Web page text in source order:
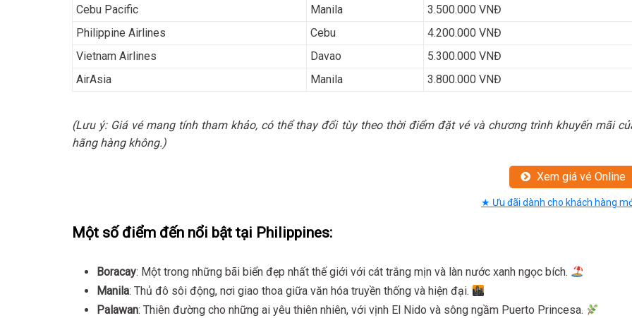
Cebu Pacific Manila
3.500.000 VNĐ
Philippine Airlines
Cebu
4.200.000 VNĐ
Vietnam Airlines
Davao
5.300.000 VNĐ
AirAsia
Manila 3.800.000 VNĐ
(Lưu ý: Giá vé mang tính tham khảo, có thể thay đổi tùy theo thời điểm đặt vé và chương trình khuyến mãi
hãng hàng không.)
Xem giá vé Online
★ Ưu đãi dành cho khách hàng
Một số điểm đến nổi bật tại Philippines:
Boracay: Một trong những bãi biển đẹp nhất thế giới với cát trắng mịn và làn nước xanh ngọc bích.
Manila: Thủ đô sôi động, nơi giao thoa giữa văn hóa truyền thống và hiện đại.
Palawan: Thiên đường cho những ai yêu thiên nhiên, với vịnh El Nido và sông ngầm Puerto Princesa.